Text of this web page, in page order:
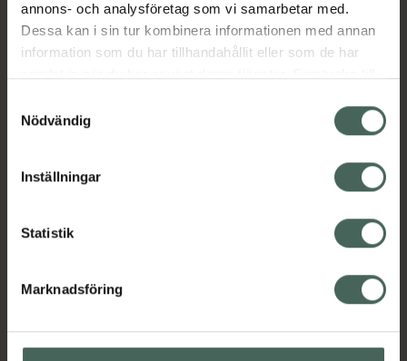
annons- och analysföretag som vi samarbetar med.
Dessa kan i sin tur kombinera informationen med annan
information som du har tillhandahållit eller som de har
återkalla ditt samtycke via webbplatsens
cookieinställningar. Ett återkallat samtycke påverkar inte
lagligheten av behandling som skett innan återkallelsen.
Nödvändig
Inställningar
Statistik
Marknadsföring
EAN: 05712440019379
syd till Lappland i norr, och online i mobilen och på
datorn. Oavsett vem du är så är det vårt uppdrag att
hjälpa just dig att må lite bättre. Välkommen att prata
med oss.
Kundservice
Vanliga frågor
Hitta apotek